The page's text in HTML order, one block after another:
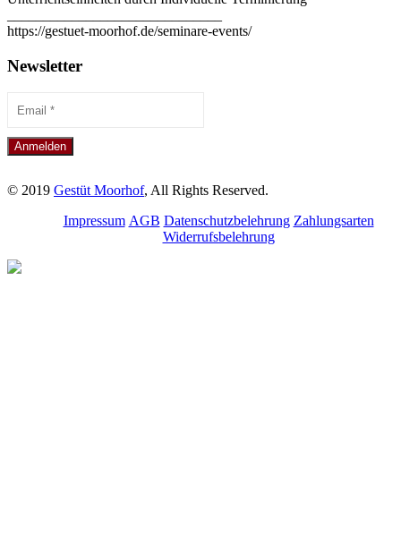
https://gestuet-moorhof.de/seminare-events/
Newsletter
© 2019 Gestüt Moorhof, All Rights Reserved.
Impressum AGB Datenschutzbelehrung Zahlungsarten
Widerrufsbelehrung